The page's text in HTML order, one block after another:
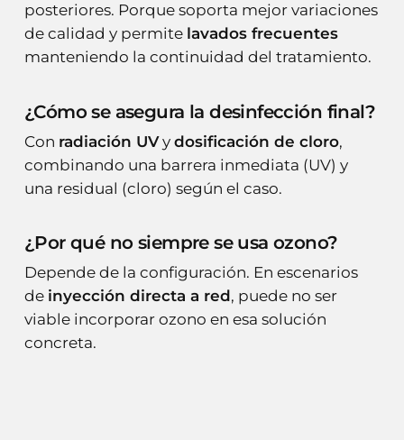
posteriores. Porque soporta mejor variaciones
de calidad y permite lavados frecuentes
manteniendo la continuidad del tratamiento.
¿Cómo se asegura la desinfección final?
Con radiación UVy dosificación de cloro,
combinando una barrera inmediata (UV) y
una residual (cloro) según el caso.
¿Por qué no siempre se usa ozono?
Depende de la configuración. En escenarios
de inyección directa a red, puede no ser
viable incorporar ozono en esa solución
concreta.